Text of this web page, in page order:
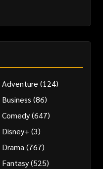
Adventure (124)
Business (86)
Comedy(647)
Disney+ (3)
Drama(767)
Fantasy(525)